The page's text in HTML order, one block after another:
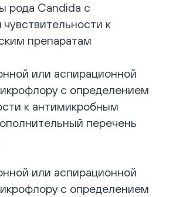
рода Candida с
к
препаратам
или аспирационной
с определением
к антимикробным
перечень
или аспирационной
с определением